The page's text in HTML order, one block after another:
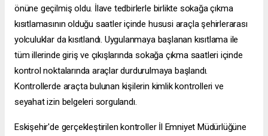
önüne geçilmiş oldu. İlave tedbirlerle birlikte sokağa çıkma
kısıtlamasının olduğu saatler içinde hususi araçla şehirlerarası
yolculuklar da kısıtlandı. Uygulanmaya başlanan kısıtlama ile
tüm illerinde giriş ve çıkışlarında sokağa çıkma saatleri içinde
kontrol noktalarında araçlar durdurulmaya başlandı.
Kontrollerde araçta bulunan kişilerin kimlik kontrolleri ve
seyahat izin belgeleri sorgulandı.
Eskişehir'de gerçekleştirilen kontroller İl Emniyet Müdürlüğüne